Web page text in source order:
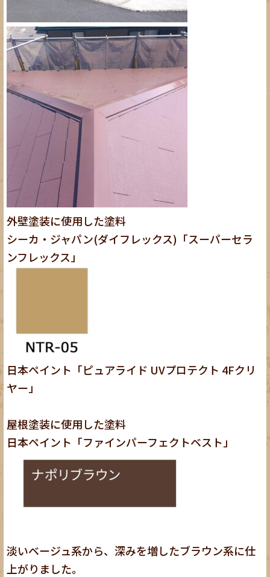
外壁塗装に使用した塗料
シーカ・ジャパン(ダイフレックス)「スーパーセラ
ンフレックス」
日本ペイント「ピュアライド UVプロテクト 4Fクリ
ヤー」
屋根塗装に使用した塗料
日本ペイント「ファインパーフェクトベスト」
淡いベージュ系から、深みを増したブラウン系に仕
上がりました。